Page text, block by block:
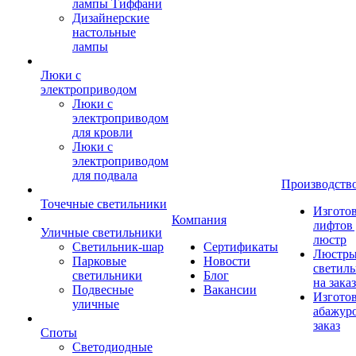
лампы Тиффани
Дизайнерские
настольные
лампы
Люки с
электроприводом
Люки с
электроприводом
для кровли
Люки с
электроприводом
для подвала
Точечные светильники
Уличные светильники
Светильник-шар
Парковые
светильники
Подвесные
уличные
Споты
Светодиодные
Компания
Сертификаты
Новости
Блог
Вакансии
лифтов
люстр
на заказ
заказ